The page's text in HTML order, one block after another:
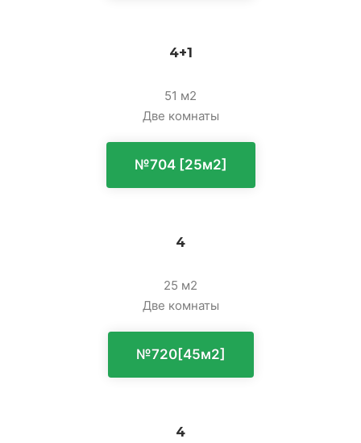
4+1
51 м2
Две комнаты
№704 [25м2]
4
25 м2
Две комнаты
№720[45м2]
4